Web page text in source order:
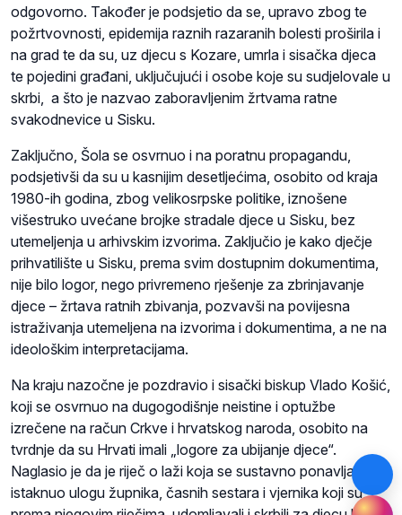
odgovorno. Također je podsjetio da se, upravo zbog te
požrtvovnosti, epidemija raznih razaranih bolesti proširila i
na grad te da su, uz djecu s Kozare, umrla i sisačka djeca
te pojedini građani, uključujući i osobe koje su sudjelovale u
skrbi, a što je nazvao zaboravljenim žrtvama ratne
svakodnevice u Sisku.
Zaključno, Šola se osvrnuo i na poratnu propagandu,
podsjetivši da su u kasnijim desetljećima, osobito od kraja
1980-ih godina, zbog velikosrpske politike, iznošene
višestruko uvećane brojke stradale djece u Sisku, bez
utemeljenja u arhivskim izvorima. Zaključio je kako dječje
prihvatilište u Sisku, prema svim dostupnim dokumentima,
nije bilo logor, nego privremeno rješenje za zbrinjavanje
djece – žrtava ratnih zbivanja, pozvavši na povijesna
istraživanja utemeljena na izvorima i dokumentima, a ne na
ideološkim interpretacijama.
Na kraju nazočne je pozdravio i sisački biskup Vlado Košić,
koji se osvrnuo na dugogodišnje neistine i optužbe
izrečene na račun Crkve i hrvatskog naroda, osobito na
tvrdnje da su Hrvati imali „logore za ubijanje djece“.
Naglasio je da je riječ o laži koja se sustavno ponavlja te
istaknuo ulogu župnika, časnih sestara i vjernika koji su,